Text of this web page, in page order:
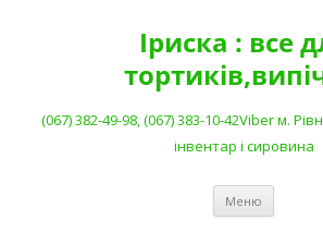
Іриска : все
(067) 382-49-98, (067) 383-10-42Viber м.
інвентар і сировина
Меню